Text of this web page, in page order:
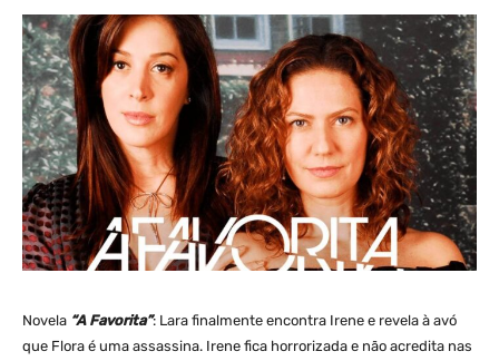
Novela “A Favorita”: Lara finalmente encontra Irene e revela à avó
que Flora é uma assassina. Irene fica horrorizada e não acredita nas